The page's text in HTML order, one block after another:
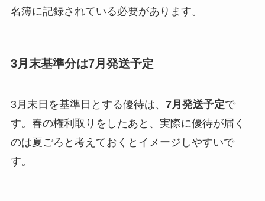
名簿に記録されている必要があります。
3月末基準分は7月発送予定
3月末日を基準日とする優待は、 7月発送予定で
す。春の権利取りをしたあと、実際に優待が届く
のは夏ごろと考えておくとイメージしやすいで
す。